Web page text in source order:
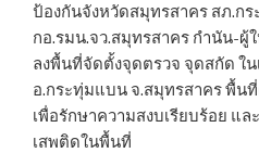
ป้องกันจังหวัดสมุทรสาคร สภ.กร
กอ.รมน.จว.สมุทรสาคร กำนัน-ผู้
ลงพื้นที่จัดตั้งจุดตรวจ จุดสกัด ใ
อ.กระทุ่มแบน จ.สมุทรสาคร พื้น
เพื่อรักษาความสงบเรียบร้อย แ
เสพติดในพื้นที่